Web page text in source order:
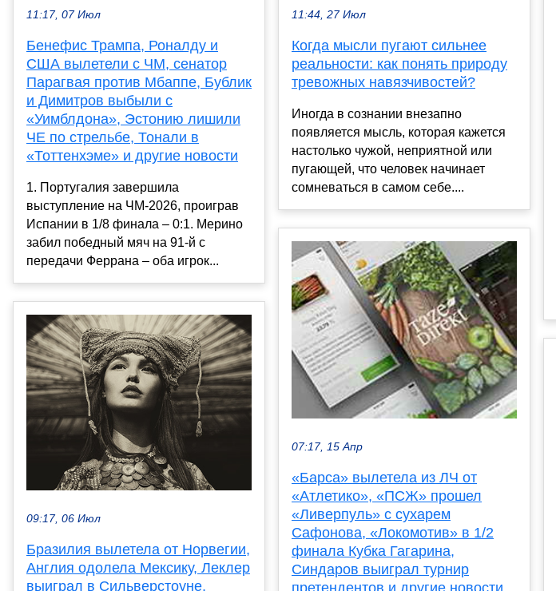
11:17, 07 Июл
Бенефис Трампа, Роналду и
США вылетели с ЧМ, сенатор
Парагвая против Мбаппе, Бублик
и Димитров выбыли с
«Уимблдона», Эстонию лишили
ЧЕ по стрельбе, Тонали в
«Тоттенхэме» и другие новости
1. Португалия завершила
выступление на ЧМ-2026, проиграв
Испании в 1/8 финала – 0:1. Мерино
забил победный мяч на 91-й с
передачи Феррана – оба игрок...
09:17, 06 Июл
Бразилия вылетела от Норвегии,
Англия одолела Мексику, Леклер
выиграл в Сильверстоуне,
11:44, 27 Июл
Когда мысли пугают сильнее
реальности: как понять природу
тревожных навязчивостей?
Иногда в сознании внезапно
появляется мысль, которая кажется
настолько чужой, неприятной или
пугающей, что человек начинает
сомневаться в самом себе....
07:17, 15 Апр
«Барса» вылетела из ЛЧ от
«Атлетико», «ПСЖ» прошел
«Ливерпуль» с сухарем
Сафонова, «Локомотив» в 1/2
финала Кубка Гагарина,
Синдаров выиграл турнир
претендентов и другие новости